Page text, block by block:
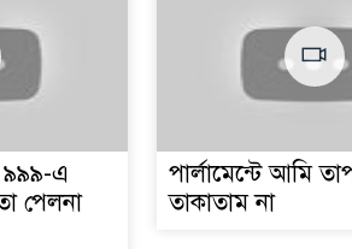
৯৯৯-এ
পেলনা
পার্লামেন্টে আমি
তাকাতাম না